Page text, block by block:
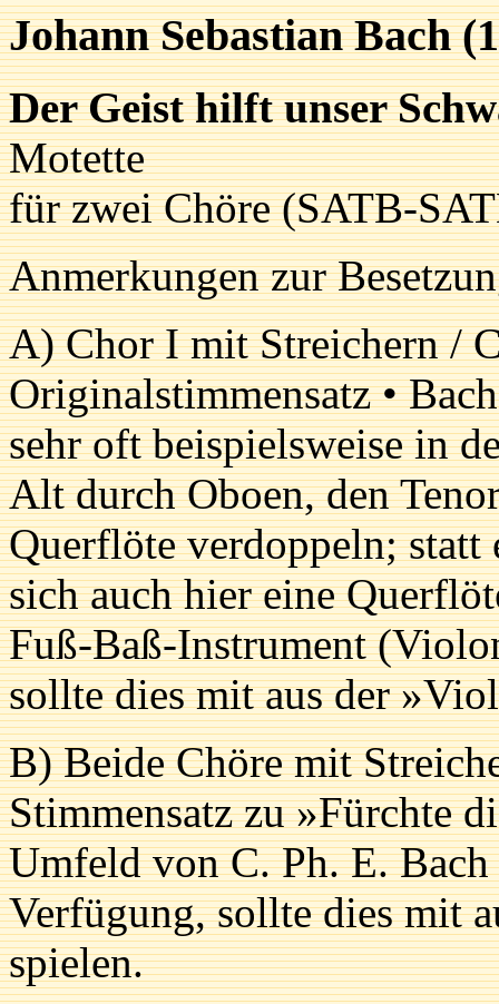
Johann Sebastian Bach
Der Geist hilft unser
Motette
für zwei Chöre (SATB-
Anmerkungen zur
A) Chor I mit Streichern /
Originalstimmensatz •
sehr oft beispielsweise in
Alt durch Oboen, den
Querflöte verdoppeln; statt
sich auch hier eine
Fuß-Baß-Instrument
sollte dies mit aus der
B) Beide Chöre mit
Stimmensatz zu »Fürchte
Umfeld von C. Ph. E.
Verfügung, sollte dies mit
spielen.